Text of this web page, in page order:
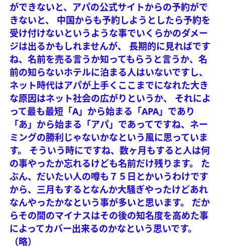
ができないと、アパの公式サイトからの予約がで
きないと、 中国からも予約しようとしたら予約を
受け付けないというような事でいくらかのダメー
ジは出るかもしれませんが、 長期的に見ればです
ね、名前を売る言うか知ってもらうと言うか、名
前の知らないホテルに泊まる人はいないですし、
ネット時代はアパが上手くここまでになれた大き
な原因はネット社会の広がりというか、 それによ
って最も最短「A」から始まる「APA」であり
「あ」から始まる「アパ」であってですね、ネー
ミングの勝利じゃないかなという風に思っていま
す。 そういう時にですね、数ヶ月もすると人は何
の事やったか忘れるけども名前だけ残ります。 た
ぶん、だいたい人の噂も７５日とかいうわけです
から、三月もするとなんか大騒ぎやったけどあれ
なんやったかなという事が多いと思います。 だか
らその間のマイナスはその後の知名度を高めた事
によってカバー出来るのかなという思いです。
（略）